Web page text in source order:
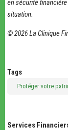
en sécurité
situation.
© 2026 La Clinique
Tags
Protéger votre
Services